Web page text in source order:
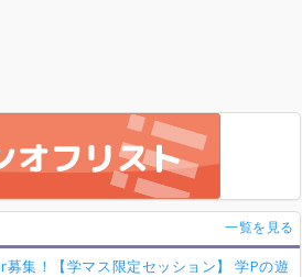
一覧を見る
集！【学マス限定セッション】 学Pの遊